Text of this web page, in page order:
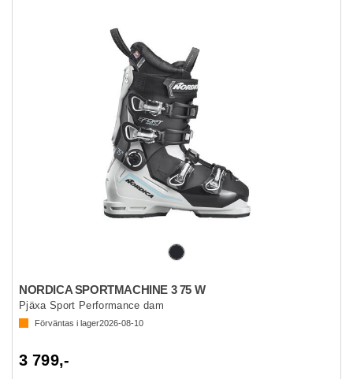
NORDICA SPORTMACHINE 3 75 W
Pjäxa Sport Performance dam
Förväntas i lager2026-08-10
3 799,-